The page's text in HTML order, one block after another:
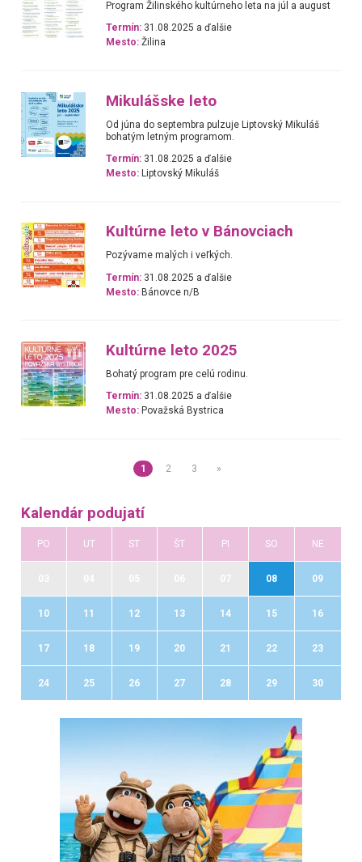
Program Žilinského kultúrneho leta na júl a august
Termín: 31.08.2025 a ďalšie
Mesto: Žilina
Mikulášske leto
Od júna do septembra pulzuje Liptovský Mikuláš
bohatým letným programom.
Termín: 31.08.2025 a ďalšie
Mesto: Liptovský Mikuláš
Kultúrne leto v Bánovciach
Pozývame malých i veľkých.
Termín: 31.08.2025 a ďalšie
Mesto: Bánovce n/B
Kultúrne leto 2025
Bohatý program pre celú rodinu.
Termín: 31.08.2025 a ďalšie
Mesto: Považská Bystrica
1 2 3 »
Kalendár podujatí
PO UT ST ŠT PI SO NE
08 09
10 11 12 13 14 15 16
17 18 19 20 21 22 23
24 25 26 27 28 29 30